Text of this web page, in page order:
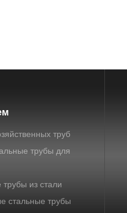
труб
трубы для
из стали
стальные трубы